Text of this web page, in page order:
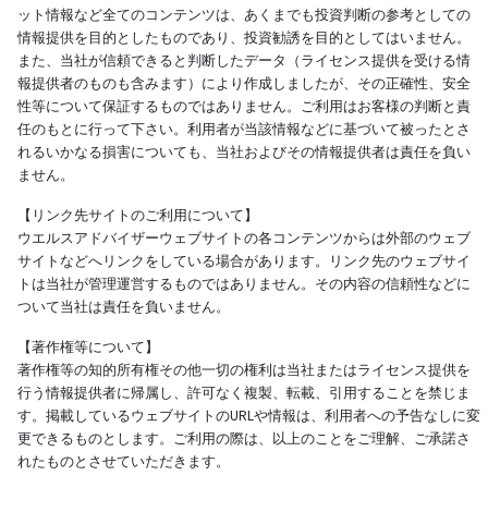
ット情報など全てのコンテンツは、あくまでも投資判断の参考としての
情報提供を目的としたものであり、投資勧誘を目的としてはいません。
また、当社が信頼できると判断したデータ（ライセンス提供を受ける情
報提供者のものも含みます）により作成しましたが、その正確性、安全
性等について保証するものではありません。ご利用はお客様の判断と責
任のもとに行って下さい。利用者が当該情報などに基づいて被ったとさ
れるいかなる損害についても、当社およびその情報提供者は責任を負い
ません。
【リンク先サイトのご利用について】
ウエルスアドバイザーウェブサイトの各コンテンツからは外部のウェブ
サイトなどへリンクをしている場合があります。リンク先のウェブサイ
トは当社が管理運営するものではありません。その内容の信頼性などに
ついて当社は責任を負いません。
【著作権等について】
著作権等の知的所有権その他一切の権利は当社またはライセンス提供を
行う情報提供者に帰属し、許可なく複製、転載、引用することを禁じま
す。掲載しているウェブサイトのURLや情報は、利用者への予告なしに変
更できるものとします。ご利用の際は、以上のことをご理解、ご承諾さ
れたものとさせていただきます。